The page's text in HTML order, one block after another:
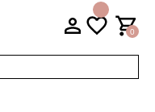
0